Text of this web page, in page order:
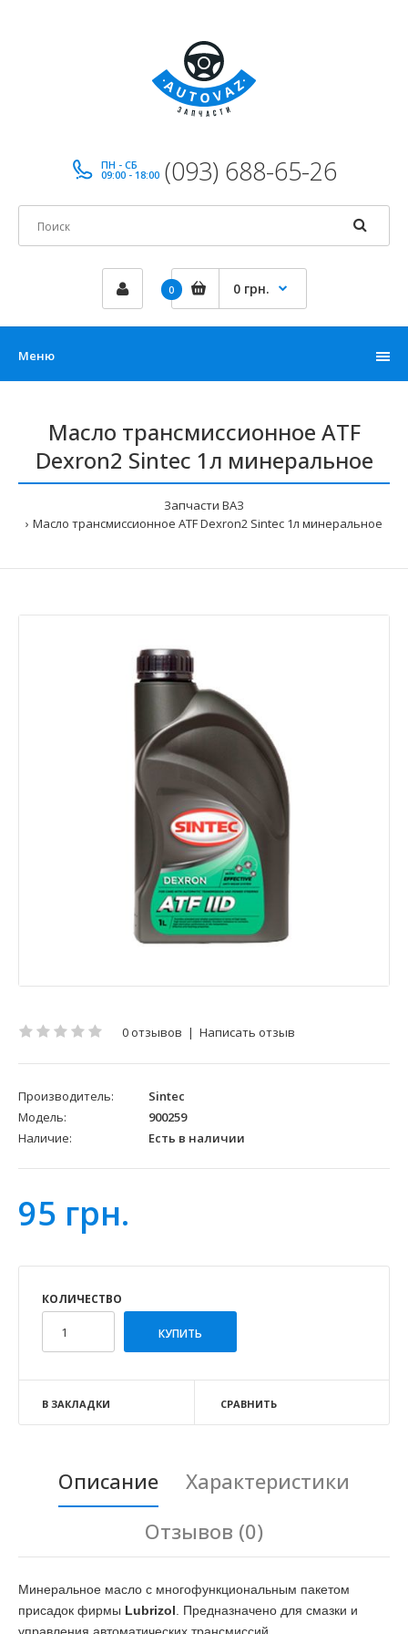
ПН - СБ
09:00 - 18:00 (093) 688-65-26
0 0 грн.
Меню
Масло трансмиссионное ATF
Dexron2 Sintec 1л минеральное
Запчасти ВАЗ
Масло трансмиссионное ATF Dexron2 Sintec 1л минеральное
0 отзывов | Написать отзыв
Производитель:
Sintec
Модель:
900259
Наличие:
Есть в наличии
95 грн.
КОЛИЧЕСТВО
В ЗАКЛАДКИ СРАВНИТЬ
Описание
Характеристики
Отзывов (0)
Минеральное масло с многофункциональным пакетом
присадок фирмы Lubrizol . Предназначено для смазки и